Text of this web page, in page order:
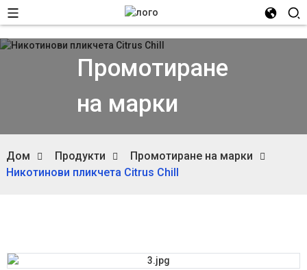
Промотиране
на марки
Дом Продукти
Промотиране на марки
Никотинови пликчета Citrus Chill